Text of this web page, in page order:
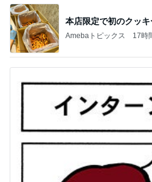
本店限定で初のクッ
Amebaトピックス 17時